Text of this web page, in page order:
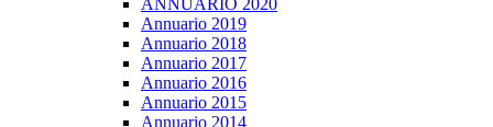
ANNUARIO 2020
Annuario 2019
Annuario 2018
Annuario 2017
Annuario 2016
Annuario 2015
Annuario 2014